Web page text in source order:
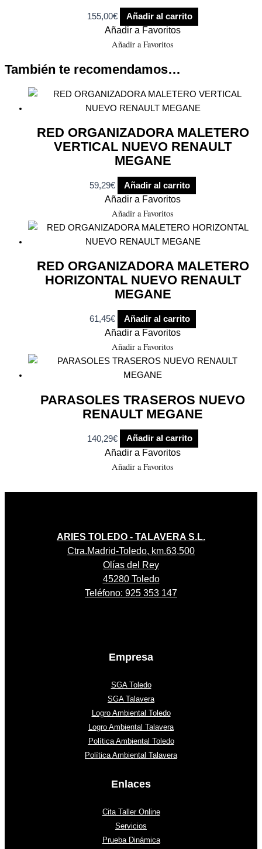
155,00€ Añadir al carrito
Añadir a Favoritos
Añadir a Favoritos
También te recomendamos…
RED ORGANIZADORA MALETERO
VERTICAL NUEVO RENAULT
MEGANE
59,29€ Añadir al carrito
Añadir a Favoritos
Añadir a Favoritos
RED ORGANIZADORA MALETERO
HORIZONTAL NUEVO RENAULT
MEGANE
61,45€ Añadir al carrito
Añadir a Favoritos
Añadir a Favoritos
PARASOLES TRASEROS NUEVO
RENAULT MEGANE
140,29€ Añadir al carrito
Añadir a Favoritos
Añadir a Favoritos
ARIES TOLEDO - TALAVERA S.L.
Ctra.Madrid-Toledo, km.63,500
Olías del Rey
45280 Toledo
Teléfono: 925 353 147
Empresa
SGA Toledo
SGA Talavera
Logro Ambiental Toledo
Logro Ambiental Talavera
Política Ambiental Toledo
Política Ambiental Talavera
Enlaces
Cita Taller Online
Servicios
Prueba Dinámica